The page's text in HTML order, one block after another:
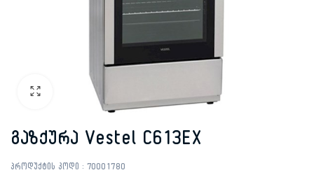
გაზქურა Vestel C613EX
პროდუქტის კოდი : 70001780